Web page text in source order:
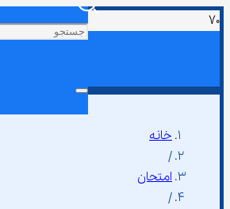
خانه
/
امتحان
/